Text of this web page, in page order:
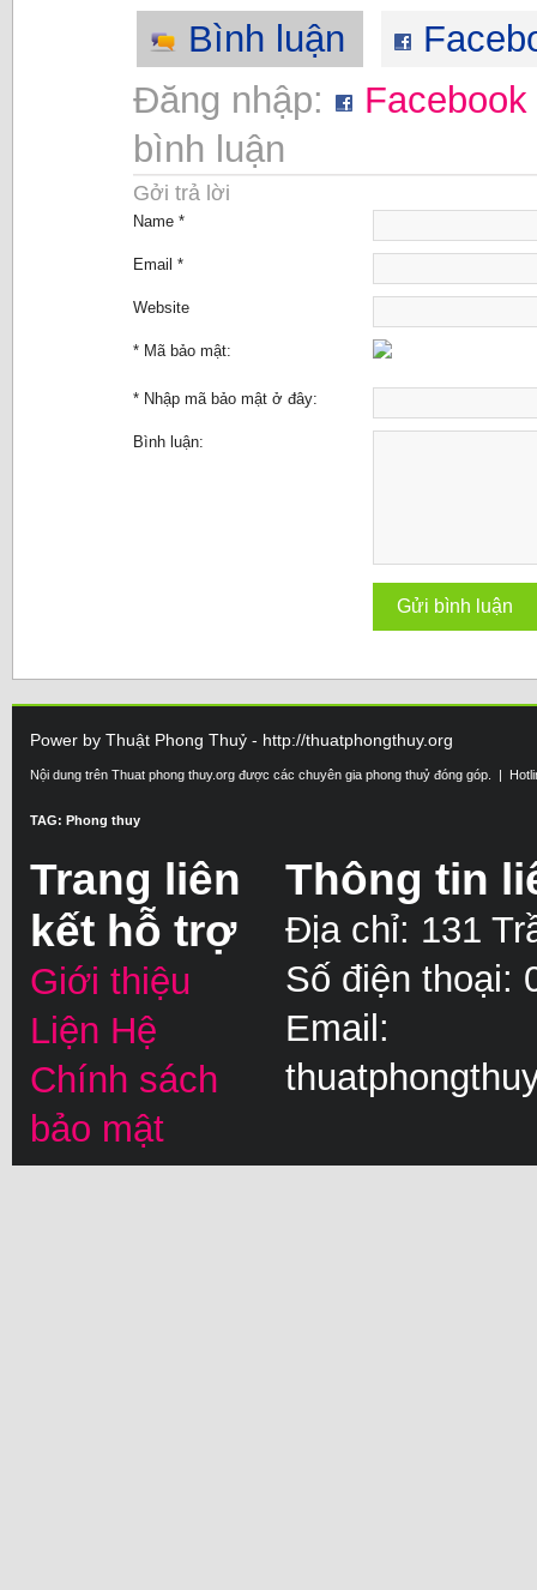
Bình luận
Đăng nhập:
Facebook
bình luận
Gởi trả lời
Name *
Email *
Website
* Mã bảo mật:
* Nhập mã bảo mật ở đây:
Bình luận:
Power by Thuật Phong Thuỷ - http://thuatphongthuy.org
Nội dung trên Thuat phong thuy.org được các chuyên gia phong thuỷ đóng góp. |
TAG: Phong thuy
Trang liên
kết hỗ trợ
Giới thiệu
Liện Hệ
Chính sách
bảo mật
Thông tin
Địa chỉ: 131
Số điện thoại:
Email: